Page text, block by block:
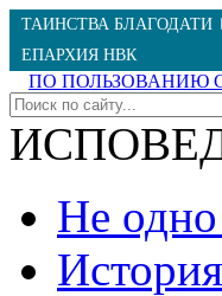
ТАИНСТВА БЛАГОДАТИ
ЕПАРХИЯ НВК
ПО ПОЛЬЗОВАНИЮ
Не